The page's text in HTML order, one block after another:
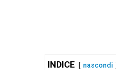
INDICE nascondi